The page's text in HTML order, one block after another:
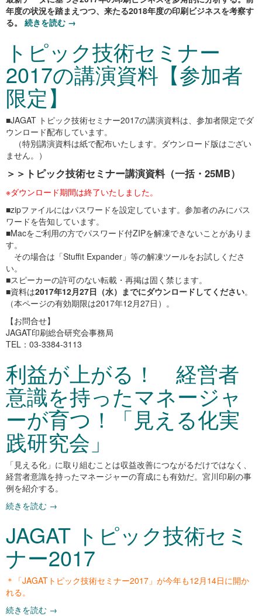
年度の状況を踏まえつつ、来たる2018年度の印刷ビジネスを考察す
る。 続きを読む →
トピック技術セミナー
2017の講演資料【参加者
限定】
■JAGAT トピック技術セミナー2017の講演資料は、参加者限定でダ
ウンロード配布しています。
（特別講演資料は紙で配布いたします。ダウンロード版はござい
ません。）
＞＞トピック技術セミナー講演資料（一括・25MB）
※ダウンロード期間は終了いたしました。
■zipファイルにはパスワードを設定しています。参加者のみにパス
ワードを告知しています。
■Macをご利用の方でパスワード付ZIPを解凍できないことがありま
す。
その場合は「Stuffit Expander」等の解凍ツールをお試しくださ
い。
■スピーカーの許可のない転載・再掲は固く禁じます。
■資料は2017年12月27日（水）までにダウンロードしてください。
（本ページの有効期限は2017年12月27日）。
【お問合せ】
JAGAT印刷総合研究会事務局
TEL：03-3384-3113
利益が上がる！ 経営者
意識を持ったマネージャ
ーが育つ！「見える化実
践研究会」
「見える化」に取り組むことは収益改善につながるだけではなく、
経営者意識を持ったマネージャーの育成にも有効だ。宮川印刷の事
例を紹介する。
続きを読む →
JAGAT トピック技術セミ
ナー2017
＊「JAGATトピック技術セミナー2017」が今年も12月14日に開か
れる。
続きを読む →